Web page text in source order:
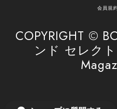
がけてまいります。 ま
無事届きました！ LINEでの問
会員規
COPYRIGHT ©
ンド セレク